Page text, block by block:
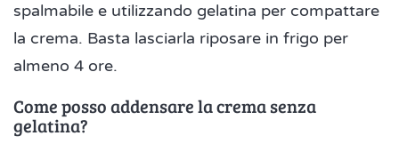
spalmabile e utilizzando gelatina per compattare
la crema. Basta lasciarla riposare in frigo per
almeno 4 ore.
Come posso addensare la crema senza
gelatina?